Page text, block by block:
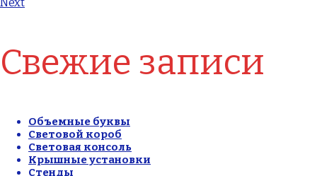
по
Свежие записи
Объемные буквы
Световой короб
Световая консоль
Крышные установки
Стенды